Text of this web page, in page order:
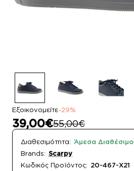
Εξοικονομείτε-29%
39,00€55,00€
Διαθεσιμότητα: Άμεσα Διαθέσιμο
Brands: Scarpy
Κωδικός Προϊόντος: 20-467-Χ21